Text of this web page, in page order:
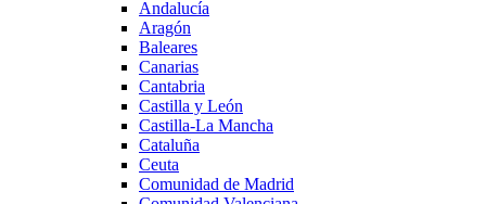
Andalucía
Aragón
Baleares
Canarias
Cantabria
Castilla y León
Castilla-La Mancha
Cataluña
Ceuta
Comunidad de Madrid